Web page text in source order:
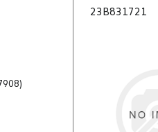
23B831721